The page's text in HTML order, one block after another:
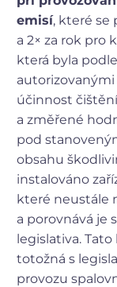
emisí, které se
a 2× za rok pro
která byla
autorizovanými
účinnost
a změřené
pod
obsahu
instalováno
které neustále
a porovnává je
legislativa.
totožná s
provozu